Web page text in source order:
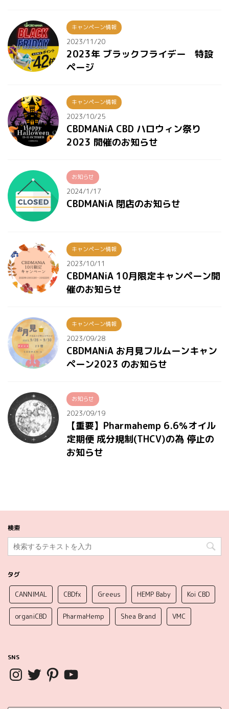
キャンペーン情報
2023/11/20
2023年 ブラックフライデー 特設
ページ
キャンペーン情報
2023/10/25
CBDMANiA CBD ハロウィン祭り
2023 開催のお知らせ
お知らせ
2024/1/17
CBDMANiA 閉店のお知らせ
キャンペーン情報
2023/10/11
CBDMANiA 10月限定キャンペーン開
催のお知らせ
キャンペーン情報
2023/09/28
CBDMANiA お月見フルムーンキャン
ペーン2023 のお知らせ
お知らせ
2023/09/19
【重要】Pharmahemp 6.6％オイル
定期便 成分規制(THCV)の為 停止の
お知らせ
検索
タグ
CANNIMAL CBDfx Greeus HEMP Baby Koi CBD
organiCBD PharmaHemp Shea Brand VMC
SNS